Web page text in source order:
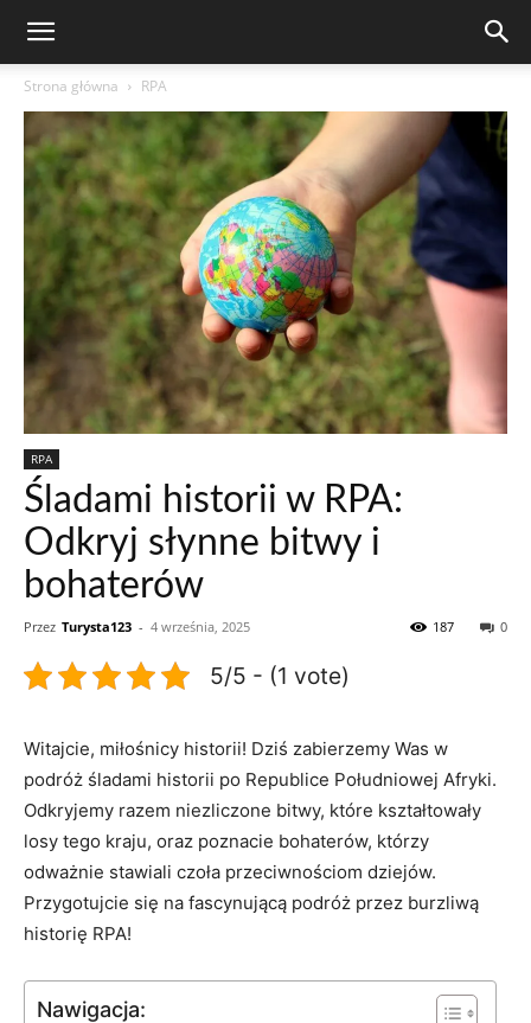
Strona główna RPA
RPA
Śladami historii w RPA:
Odkryj słynne bitwy i
bohaterów
Przez Turysta123 - 4 września, 2025 0
187
5/5 - (1 vote)
Witajcie, miłośnicy historii! Dziś ‌zabierzemy Was ‌w​
podróż⁣ śladami ⁢historii po Republice Południowej Afryki.
⁤Odkryjemy razem niezliczone bitwy, które ⁢kształtowały
losy tego kraju, oraz ⁤poznacie‍ bohaterów, którzy
odważnie stawiali‍ czoła przeciwnościom dziejów.
Przygotujcie ‍się na⁢ fascynującą podróż przez burzliwą
historię RPA!
Nawigacja: